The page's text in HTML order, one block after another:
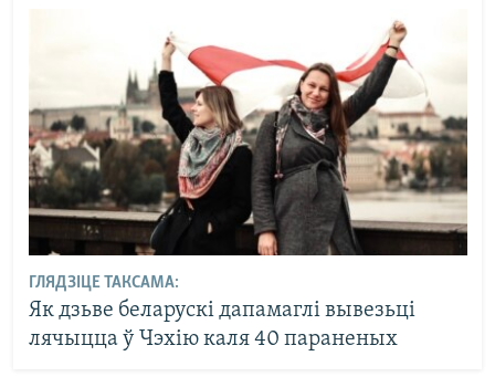
ГЛЯДЗІЦЕ ТАКСАМА:
Як дзьве беларускі дапамаглі вывезьці
лячыцца ў Чэхію каля 40 параненых